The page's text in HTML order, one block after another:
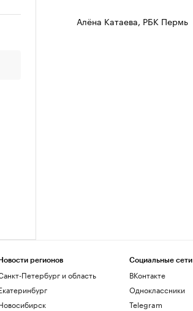
Алёна Катаева, РБК Пермь
Новости регионов
Петербург и область
Социальные сети
ВКонтакте
Одноклассники
Telegram